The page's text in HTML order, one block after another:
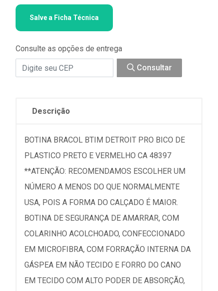
Salve a Ficha Técnica
Consulte as opções de entrega
Consultar
Descrição
BOTINA BRACOL BTIM DETROIT PRO BICO DE
PLASTICO PRETO E VERMELHO CA 48397
**ATENÇÃO: RECOMENDAMOS ESCOLHER UM
NÚMERO A MENOS DO QUE NORMALMENTE
USA, POIS A FORMA DO CALÇADO É MAIOR.
BOTINA DE SEGURANÇA DE AMARRAR, COM
COLARINHO ACOLCHOADO, CONFECCIONADO
EM MICROFIBRA, COM FORRAÇÃO INTERNA DA
GÁSPEA EM NÃO TECIDO E FORRO DO CANO
EM TECIDO COM ALTO PODER DE ABSORÇÃO,